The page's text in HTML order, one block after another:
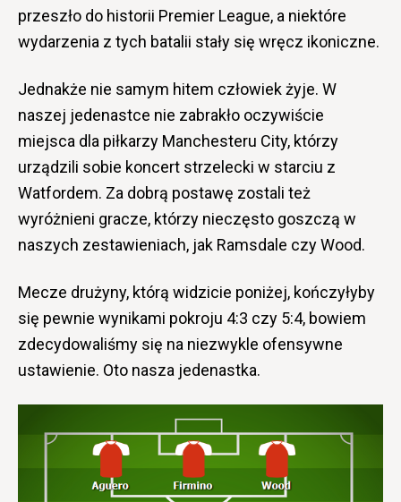
przeszło do historii Premier League, a niektóre
wydarzenia z tych batalii stały się wręcz ikoniczne.
Jednakże nie samym hitem człowiek żyje. W
naszej jedenastce nie zabrakło oczywiście
miejsca dla piłkarzy Manchesteru City, którzy
urządzili sobie koncert strzelecki w starciu z
Watfordem. Za dobrą postawę zostali też
wyróżnieni gracze, którzy nieczęsto goszczą w
naszych zestawieniach, jak Ramsdale czy Wood.
Mecze drużyny, którą widzicie poniżej, kończyłyby
się pewnie wynikami pokroju 4:3 czy 5:4, bowiem
zdecydowaliśmy się na niezwykle ofensywne
ustawienie. Oto nasza jedenastka.